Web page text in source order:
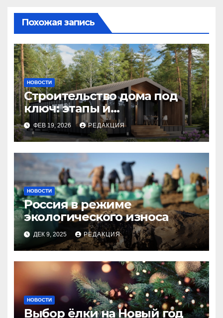
Похожая запись
НОВОСТИ
Строительство дома под
ключ: этапы и
планирование бюджета
ФЕВ 19, 2026 РЕДАКЦИЯ
НОВОСТИ
Россия в режиме
экологического износа
ДЕК 9, 2025 РЕДАКЦИЯ
НОВОСТИ
Выбор ёлки на Новый год